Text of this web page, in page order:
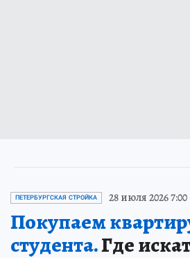
ПЕТЕРБУРГСКАЯ СТРОЙКА 28 июля 2026 7:00
Покупаем
студента.Где